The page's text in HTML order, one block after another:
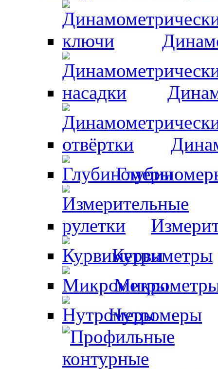
Курвиметры
Нутромеры